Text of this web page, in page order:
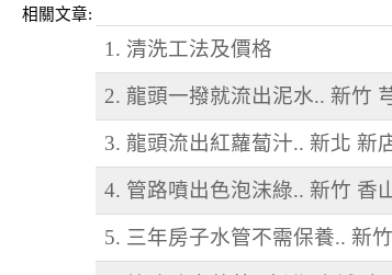
相關文章:
1. 清洗工法及價格
2. 龍頭一撥就流出泥水.. 新竹
3. 龍頭流出紅蘿蔔汁.. 新北 新
4. 管路噴出色泡沫綠.. 新竹 香
5. 三年房子水管不需保養.. 新